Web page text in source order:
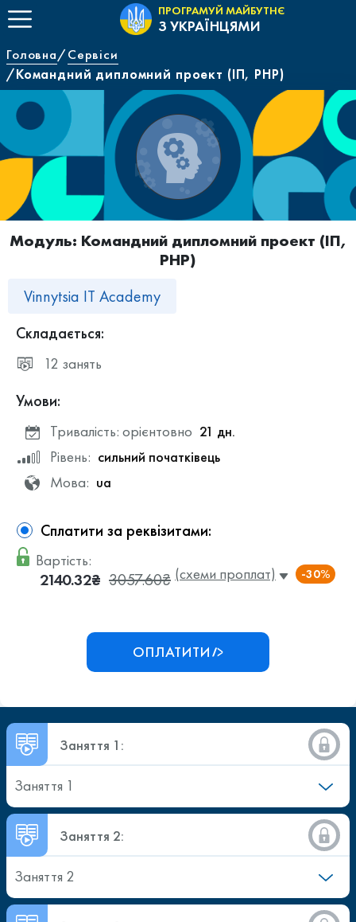
ПРОГРАМУЙ МАЙБУТНЄ
З УКРАЇНЦЯМИ
Головна
Сервіси
Командний дипломний проект (ІП, РНР)
Модуль: Командний дипломний проект (ІП,
РНР)
Vinnytsia IT Academy
Складається:
12 занять
Умови:
Тривалість: орієнтовно 21 дн.
Рівень: сильний початківець
Мова: ua
Сплатити за реквізитами:
Вартість:
2140.32₴ 3057.60₴ (схеми проплат) -30%
ОПЛАТИТИ
Заняття 1:
Заняття 1
Заняття 2:
Заняття 2